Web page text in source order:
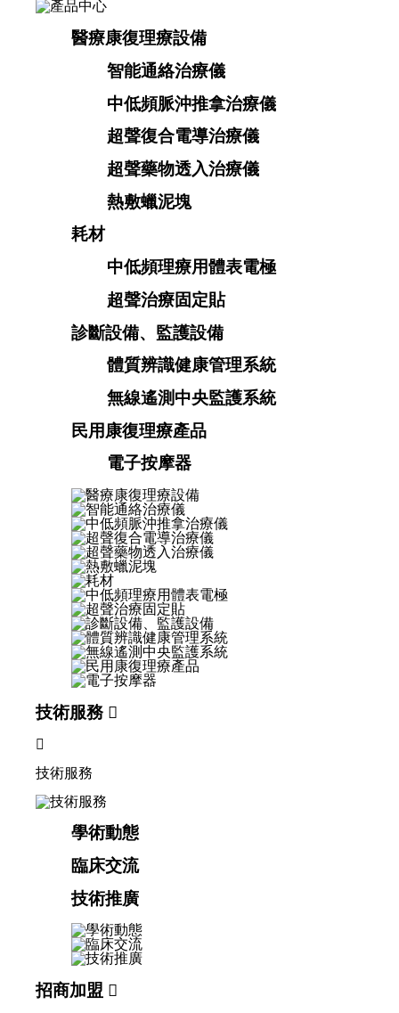
醫療康復理療設備
智能通絡治療儀
中低頻脈沖推拿治療儀
超聲復合電導治療儀
超聲藥物透入治療儀
熱敷蠟泥塊
耗材
中低頻理療用體表電極
超聲治療固定貼
診斷設備、監護設備
體質辨識健康管理系統
無線遙測中央監護系統
民用康復理療產品
電子按摩器
技術服務 

技術服務
學術動態
臨床交流
技術推廣
招商加盟 